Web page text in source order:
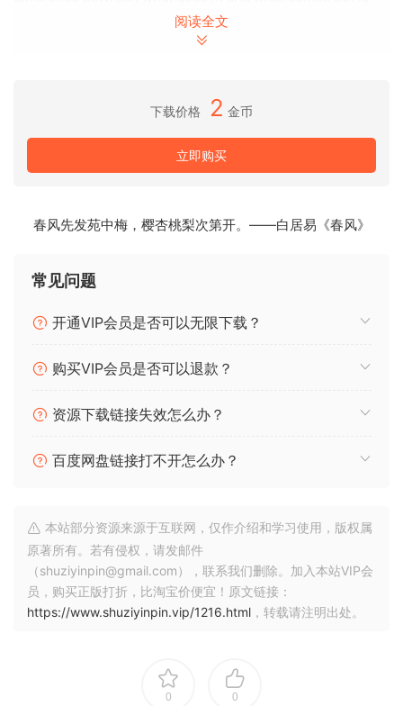
the intonation and timing. All with a user-interface that is a
model of clarity, speed and ease-of-use.
Modifying system dylib is not required!
阅读全文
下载价格 2 金币
立即购买
春风先发苑中梅，樱杏桃梨次第开。——白居易《春风》
常见问题
开通VIP会员是否可以无限下载？
购买VIP会员是否可以退款？
资源下载链接失效怎么办？
百度网盘链接打不开怎么办？
本站部分资源来源于互联网，仅作介绍和学习使用，版权属
原著所有。若有侵权，请发邮件
（shuziyinpin@gmail.com），联系我们删除。加入本站VIP会
员，购买正版打折，比淘宝价便宜！原文链接：
https://www.shuziyinpin.vip/1216.html ，转载请注明出处。
0 0